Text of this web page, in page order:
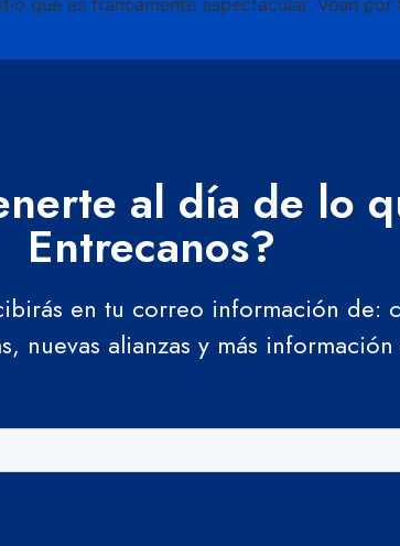
que es francamente espectacular. Vean
al día de lo
Entrecanos?
en tu correo información de:
nuevas alianzas y más